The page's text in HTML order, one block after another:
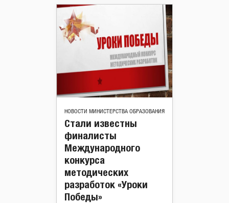
НОВОСТИ МИНИСТЕРСТВА ОБРАЗОВАНИЯ
Стали известны
финалисты
Международного
конкурса
методических
разработок «Уроки
Победы»